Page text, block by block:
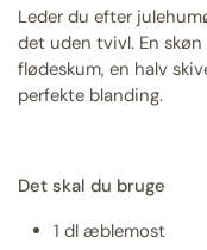
Leder du efter
det uden tvivl. En
flødeskum, en halv
perfekte blanding.
Det skal du bruge
1 dl æblemost